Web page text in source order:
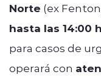
Norte (ex
hasta las 14:00
para casos de
operará con